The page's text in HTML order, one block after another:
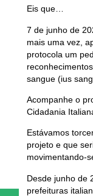
Eis que…
7 de junho de
mais uma vez,
protocola um
sangue (ius
Acompanhe o
Cidadania
Estávamos
projeto e que
movimentando-
Desde junho de
prefeituras